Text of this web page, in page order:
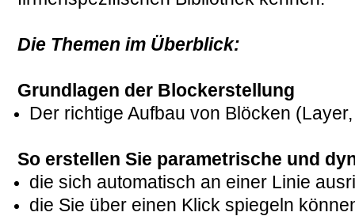
Die Themen im Überblick:
Grundlagen der Blockerstellung
Der richtige Aufbau von Blöcken
So erstellen Sie parametrische und
die sich automatisch an einer Linie
die Sie über einen Klick spiegeln